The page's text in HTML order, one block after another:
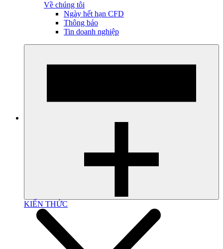
Về chúng tôi
Ngày hết hạn CFD
Thông báo
Tin doanh nghiệp
KIẾN THỨC